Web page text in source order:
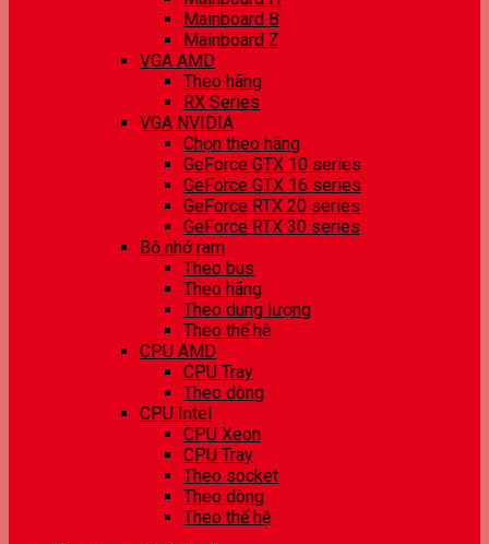
Mainboard B
Mainboard Z
VGA AMD
Theo hãng
RX Series
VGA NVIDIA
Chọn theo hãng
GeForce GTX 10 series
GeForce GTX 16 series
GeForce RTX 20 series
GeForce RTX 30 series
Bộ nhớ ram
Theo bus
Theo hãng
Theo dung lượng
Theo thế hệ
CPU AMD
CPU Tray
Theo dòng
CPU Intel
CPU Xeon
CPU Tray
Theo socket
Theo dòng
Theo thế hệ